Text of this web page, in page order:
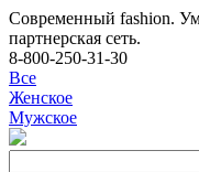
Современный fashion.
партнерская сеть.
8-800-250-31-30
Все
Женское
Мужское